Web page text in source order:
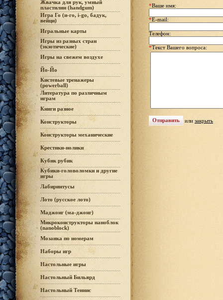
Жвачка для рук, умный
пластилин (handgum)
Игра Го (и-го, i-go, бадук,
вейци)
Игральные карты
Игры из разных стран
(экзотические)
Игры на свежем воздухе
Йо-Йо
Кистевые тренажеры
(powerball)
Литература по различным
играм
Книги разное
Конструкторы
Конструкторы механические
Крестики-нолики
Кубик рубик
Кубики-головоломки и другие
игры
Лабиринтусы
Лото (русское лото)
Маджонг (ма-джонг)
Микроконструкторы наноблок
(nanoblock)
Мозаика по номерам
Наборы игр
Настольные игры
Настольный Бильярд
Настольный Теннис
*Ваше имя:
*E-mail:
Телефон:
*Текст Вашего вопроса:
или закрыть